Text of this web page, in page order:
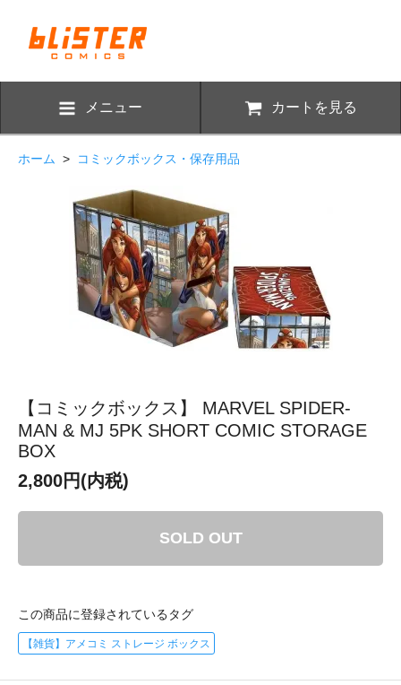
メニュー カートを見る
ホーム > コミックボックス・保存用品
【コミックボックス】 MARVEL SPIDER-
MAN & MJ 5PK SHORT COMIC STORAGE
BOX
2,800円(内税)
SOLD OUT
この商品に登録されているタグ
【雑貨】アメコミ ストレージ ボックス